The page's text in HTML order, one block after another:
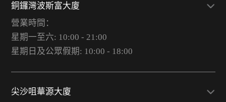
銅鑼灣波斯富大廈
營業時間：
星期一至六: 10:00 - 21:00
星期日及公眾假期: 10:00 - 18:00
尖沙咀華源大廈